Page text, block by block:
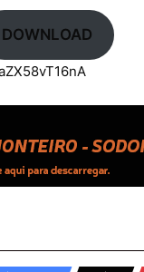
DOWNLOAD